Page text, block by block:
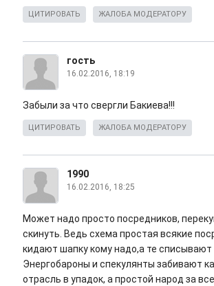
ЦИТИРОВАТЬ ЖАЛОБА МОДЕРАТОРУ
гость
16.02.2016, 18:19
Забыли за что свергли Бакиева!!!
ЦИТИРОВАТЬ ЖАЛОБА МОДЕРАТОРУ
1990
16.02.2016, 18:25
Может надо просто посредников,
скинуть. Ведь схема простая всякие
кидают шапку кому надо,а те списывают
Энергобароны и спекулянты забивают
отрасль в упадок, а простой народ за